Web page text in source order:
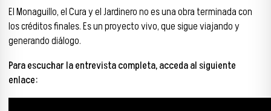
El Monaguillo, el Cura y el Jardinero no es una obra terminada con
los créditos finales. Es un proyecto vivo, que sigue viajando y
generando diálogo.
Para escuchar la entrevista completa, acceda al siguiente
enlace: